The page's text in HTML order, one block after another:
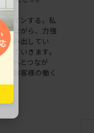
ザインする。私
しながら、力強
生み出してい
していきます。
日へとつなが
、お客様の働く